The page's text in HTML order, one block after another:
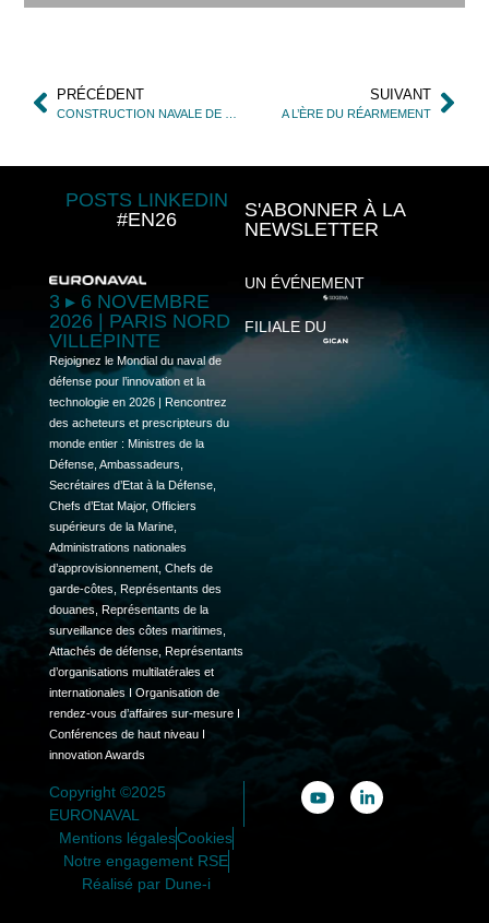
PRÉCÉDENT SUIVANT
A L’ÈRE DU RÉARMEMENT
POSTS LINKEDIN
#EN26
S'ABONNER À LA
NEWSLETTER
3 ▸ 6 NOVEMBRE
2026 | PARIS NORD
VILLEPINTE
Rejoignez le Mondial du naval de
défense pour l’innovation et la
technologie en 2026 | Rencontrez
des acheteurs et prescripteurs du
monde entier : Ministres de la
Défense, Ambassadeurs,
Secrétaires d’Etat à la Défense,
Chefs d’Etat Major, Officiers
supérieurs de la Marine,
Administrations nationales
d’approvisionnement, Chefs de
garde-côtes, Représentants des
douanes, Représentants de la
surveillance des côtes maritimes,
Attachés de défense, Représentants
d’organisations multilatérales et
internationales I Organisation de
rendez-vous d’affaires sur-mesure I
Conférences de haut niveau I
innovation Awards
UN ÉVÉNEMENT
FILIALE DU
Copyright ©2025
EURONAVAL
Mentions légalesCookies
Notre engagement RSE
Réalisé par Dune-i